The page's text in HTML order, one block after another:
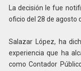
La decisión le fue
oficio del 28 de agosto
Salazar López, ha
experiencia que ha
como Contador